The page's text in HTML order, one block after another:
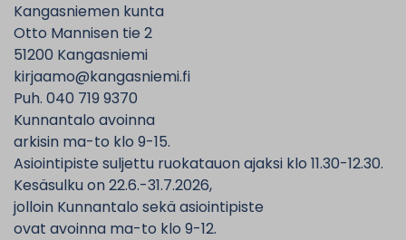
Kangasniemen kunta
Otto Mannisen tie 2
51200 Kangasniemi
kirjaamo@kangasniemi.fi
Puh. 040 719 9370
Kunnantalo avoinna
arkisin ma-to klo 9-15.
Asiointipiste suljettu ruokatauon ajaksi klo 11.30-12.30.
Kesäsulku on 22.6.-31.7.2026,
jolloin Kunnantalo sekä asiointipiste
ovat avoinna ma-to klo 9-12.